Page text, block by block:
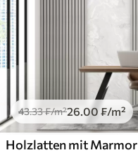
43.33₣/m²26.00 ₣/m²
Holzlatten mit Marmor